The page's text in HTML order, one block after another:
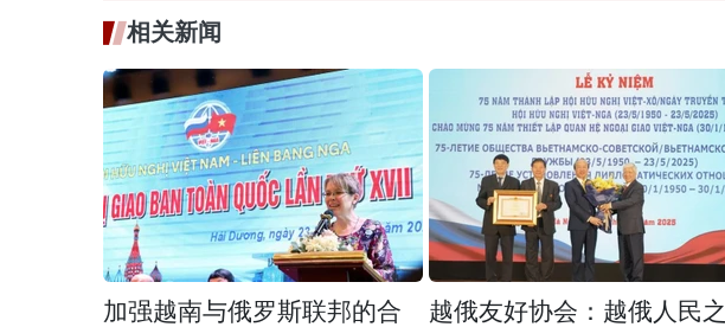
相关新闻
加强越南与俄罗斯联邦的合
越俄友好协会：越俄人民之